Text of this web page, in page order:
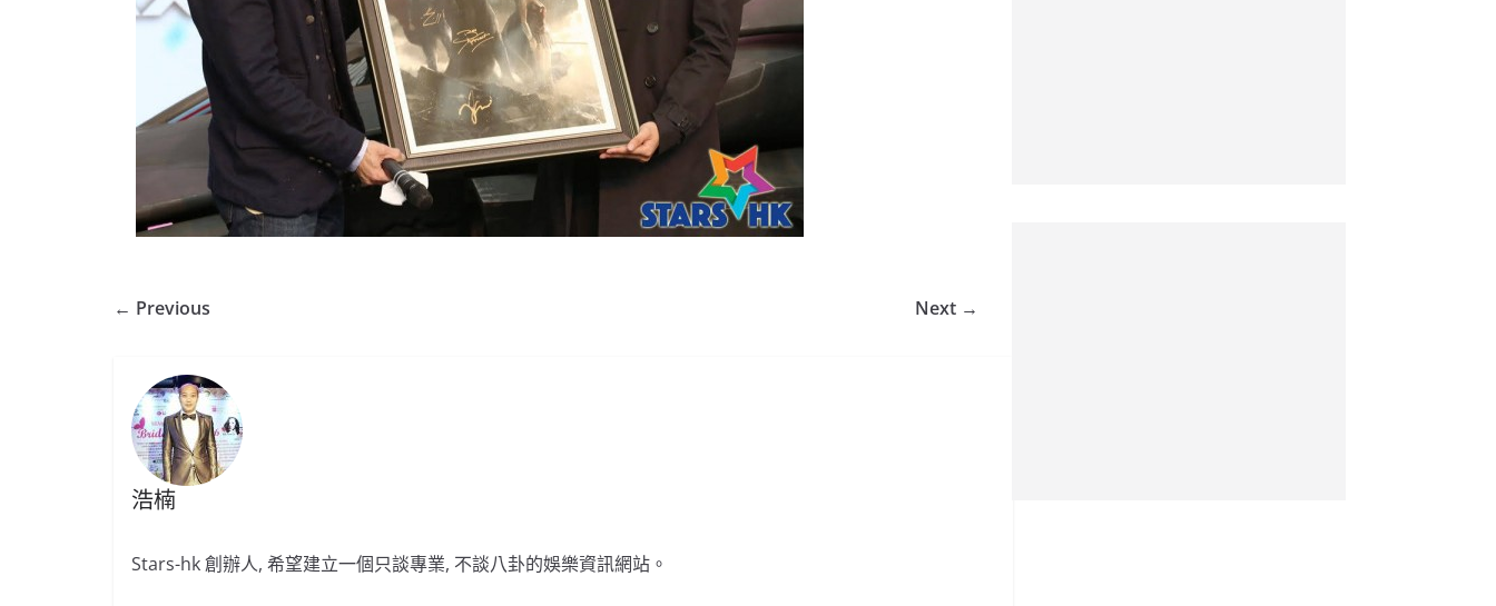
← Previous Next →
浩楠
Stars-hk 創辦人, 希望建立一個只談專業, 不談八卦的娛樂資訊網站。